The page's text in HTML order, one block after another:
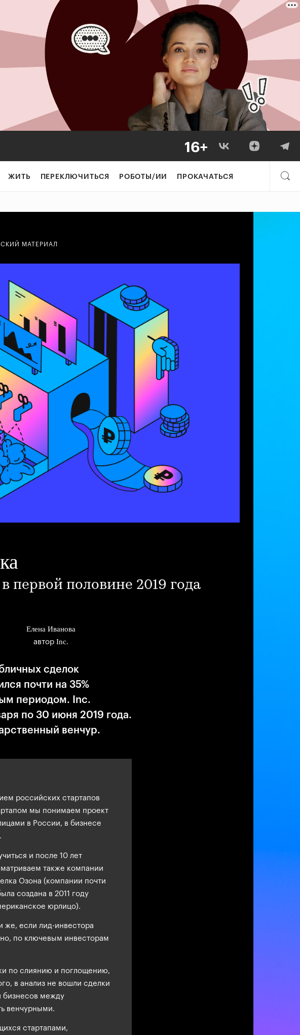
инвестировал в
ЖИТЬ ПЕРЕКЛЮЧИТЬСЯ РОБОТЫ/ИИ ПРОКАЧАТЬСЯ
МАТЕРИАЛ
первой половине 2019 года
Елена Иванова
автор Inc.
сделок
почти на 35%
периодом. Inc.
по 30 июня 2019 года.
венчур.
российских стартапов
мы понимаем проект
в России, в бизнесе
и после 10 лет
также компании
Озона (компании почти
создана в 2011 году
юрлицо).
же, если лид-инвестора
по ключевым инвесторам
по слиянию и поглощению,
в анализ не вошли сделки
бизнесов между
венчурными.
стартапами,